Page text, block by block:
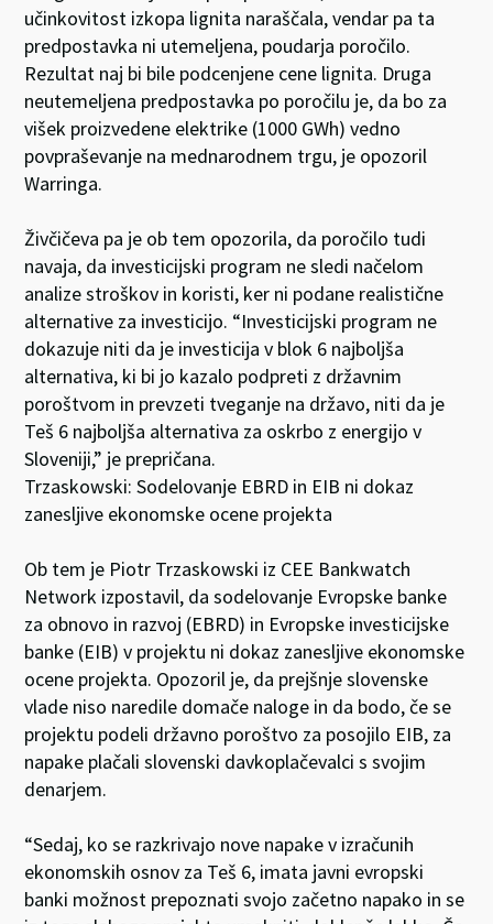
učinkovitost izkopa lignita naraščala, vendar pa ta
predpostavka ni utemeljena, poudarja poročilo.
Rezultat naj bi bile podcenjene cene lignita. Druga
neutemeljena predpostavka po poročilu je, da bo za
višek proizvedene elektrike (1000 GWh) vedno
povpraševanje na mednarodnem trgu, je opozoril
Warringa.
Živčičeva pa je ob tem opozorila, da poročilo tudi
navaja, da investicijski program ne sledi načelom
analize stroškov in koristi, ker ni podane realistične
alternative za investicijo. “Investicijski program ne
dokazuje niti da je investicija v blok 6 najboljša
alternativa, ki bi jo kazalo podpreti z državnim
poroštvom in prevzeti tveganje na državo, niti da je
Teš 6 najboljša alternativa za oskrbo z energijo v
Sloveniji,” je prepričana.
Trzaskowski: Sodelovanje EBRD in EIB ni dokaz
zanesljive ekonomske ocene projekta
Ob tem je Piotr Trzaskowski iz CEE Bankwatch
Network izpostavil, da sodelovanje Evropske banke
za obnovo in razvoj (EBRD) in Evropske investicijske
banke (EIB) v projektu ni dokaz zanesljive ekonomske
ocene projekta. Opozoril je, da prejšnje slovenske
vlade niso naredile domače naloge in da bodo, če se
projektu podeli državno poroštvo za posojilo EIB, za
napake plačali slovenski davkoplačevalci s svojim
denarjem.
“Sedaj, ko se razkrivajo nove napake v izračunih
ekonomskih osnov za Teš 6, imata javni evropski
banki možnost prepoznati svojo začetno napako in se